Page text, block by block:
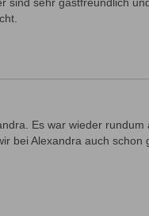
Es war wieder
bei Alexandra auch schon